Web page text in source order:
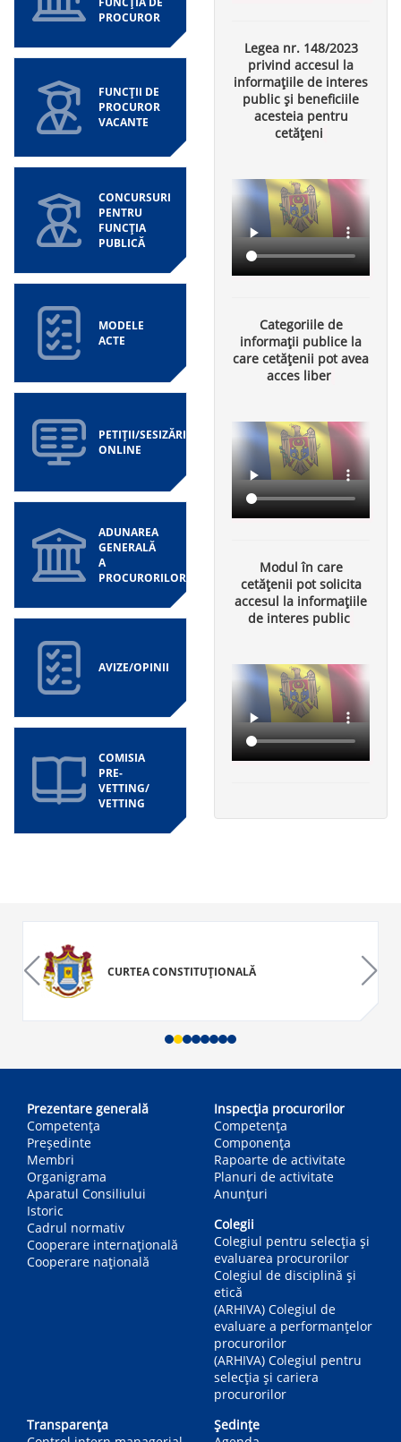
PROCUROR
FUNCȚII DE
PROCUROR
VACANTE
CONCURSURI
PENTRU
FUNCȚIA
PUBLICĂ
MODELE
ACTE
PETIȚII/SESIZĂRI
ONLINE
ADUNAREA
GENERALĂ
A
PROCURORILOR
AVIZE/OPINII
COMISIA
PRE-
VETTING/
VETTING
Legea nr. 148/2023
privind accesul la
informațiile de interes
public și beneficiile
acesteia pentru
cetățeni
Categoriile de
informații publice la
care cetățenii pot avea
acces liber
Modul în care
cetățenii pot solicita
accesul la informațiile
de interes public
CURTEA CONSTITUȚIONALĂ
navigation
Prezentare generală
Competența
Președinte
Membri
Organigrama
Aparatul Consiliului
Istoric
Cadrul normativ
Cooperare internațională
Cooperare națională
Inspecția procurorilor
Competenţa
Componența
Rapoarte de activitate
Planuri de activitate
Anunțuri
Colegii
Colegiul pentru selecția și
evaluarea procurorilor
Colegiul de disciplină și
etică
(ARHIVA) Colegiul de
evaluare a performanțelor
procurorilor
(ARHIVA) Colegiul pentru
selecția și cariera
procurorilor
Transparența
Ședințe